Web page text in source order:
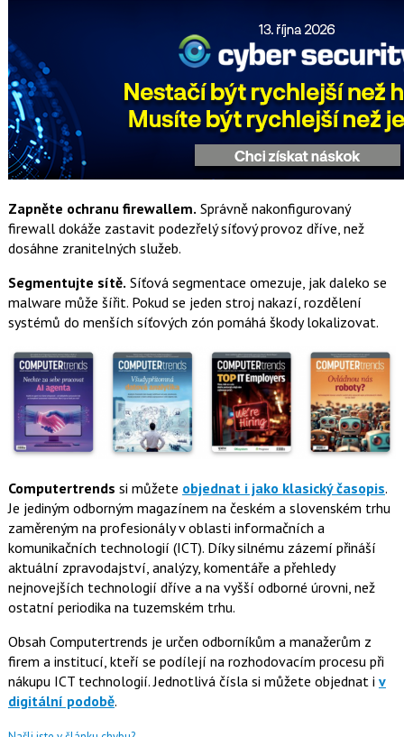
Zapněte ochranu firewallem. Správně nakonfigurovaný
firewall dokáže zastavit podezřelý síťový provoz dříve, než
dosáhne zranitelných služeb.
Segmentujte sítě. Síťová segmentace omezuje, jak daleko se
malware může šířit. Pokud se jeden stroj nakazí, rozdělení
systémů do menších síťových zón pomáhá škody lokalizovat.
Computertrends si můžete objednat i jako klasický časopis.
Je jediným odborným magazínem na českém a slovenském trhu
zaměreným na profesionály v oblasti informačních a
komunikačních technologií (ICT). Díky silnému zázemí přináší
aktuální zpravodajství, analýzy, komentáře a přehledy
nejnovejších technologií dříve a na vyšší odborné úrovni, než
ostatní periodika na tuzemském trhu.
Obsah Computertrends je určen odborníkům a manažerům z
firem a institucí, kteří se podílejí na rozhodovacím procesu při
nákupu ICT technologií. Jednotlivá čísla si můžete objednat i v
digitální podobě.